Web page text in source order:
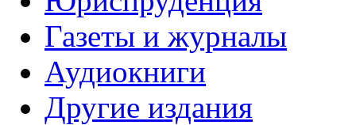
Газеты и журналы
Аудиокниги
Другие издания